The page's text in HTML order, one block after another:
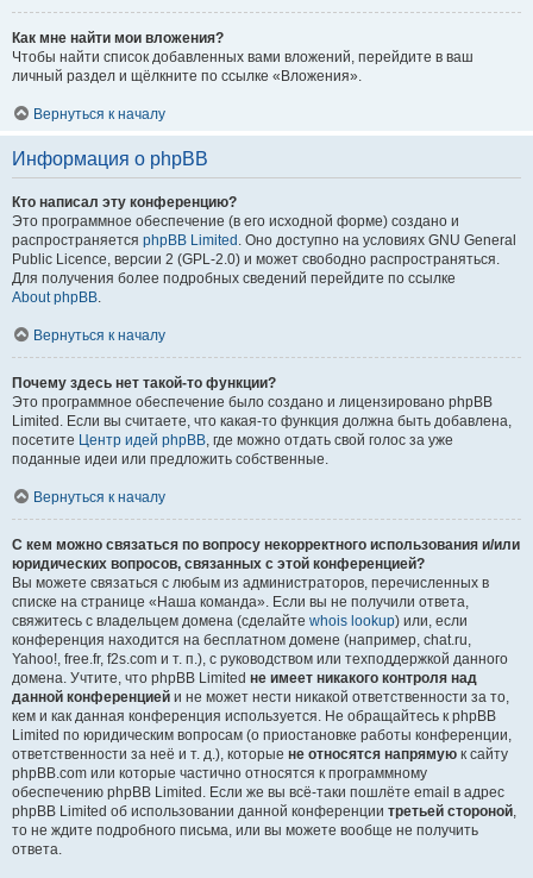
Как мне найти мои вложения?
Чтобы найти список добавленных вами вложений, перейдите в ваш
личный раздел и щёлкните по ссылке «Вложения».
Вернуться к началу
Информация о phpBB
Кто написал эту конференцию?
Это программное обеспечение (в его исходной форме) создано и
распространяется phpBB Limited . Оно доступно на условиях GNU General
Public Licence, версии 2 (GPL-2.0) и может свободно распространяться.
Для получения более подробных сведений перейдите по ссылке
About phpBB.
Вернуться к началу
Почему здесь нет такой-то функции?
Это программное обеспечение было создано и лицензировано phpBB
Limited. Если вы считаете, что какая-то функция должна быть добавлена,
посетите Центр идей phpBB, где можно отдать свой голос за уже
поданные идеи или предложить собственные.
Вернуться к началу
С кем можно связаться по вопросу некорректного использования и/или
юридических вопросов, связанных с этой конференцией?
Вы можете связаться с любым из администраторов, перечисленных в
списке на странице «Наша команда». Если вы не получили ответа,
свяжитесь с владельцем домена (сделайте whois lookup) или, если
конференция находится на бесплатном домене (например, chat.ru,
Yahoo!, free.fr, f2s.com и т. п.), с руководством или техподдержкой данного
домена. Учтите, что phpBB Limited не имеет никакого контроля над
данной конференцией и не может нести никакой ответственности за то,
кем и как данная конференция используется. Не обращайтесь к phpBB
Limited по юридическим вопросам (о приостановке работы конференции,
ответственности за неё и т. д.), которые не относятся напрямую к сайту
phpBB.com или которые частично относятся к программному
обеспечению phpBB Limited. Если же вы всё-таки пошлёте email в адрес
phpBB Limited об использовании данной конференции третьей стороной,
то не ждите подробного письма, или вы можете вообще не получить
ответа.